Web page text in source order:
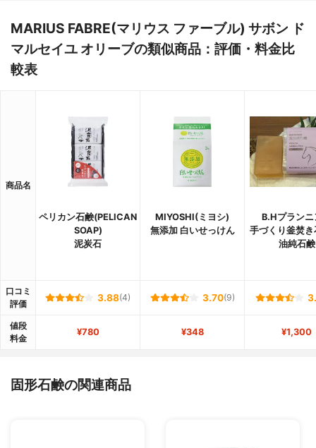
MARIUS FABRE(マリウス ファーブル) サボン ド
マルセイユ オリーブの類似商品：評価・料金比
較表
商品名
ペリカン石鹸(PELICAN
SOAP)
泥炭石
MIYOSHI(ミヨシ)
無添加 白いせっけん
B.Hプランニ
手づくり釜焚き
油純石鹸
口コミ
評価
3.88(4) 3.70(9)
値段
料金
¥780 ¥348 ¥1,300
固形石鹸の関連商品